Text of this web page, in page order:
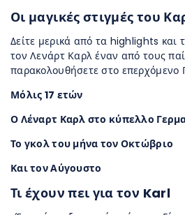
Οι μαγικές στιγμές του
Δείτε μερικά από τα highlights και
τον Λενάρτ Καρλ έναν από τους
παρακολουθήσετε στο επερχόμενο
Μόλις 17 ετών
Ο Λέναρτ Καρλ στο κύπελλο
Το γκολ του μήνα τον Οκτώβριο
Και τον Αύγουστο
Τι έχουν πει για τον Karl